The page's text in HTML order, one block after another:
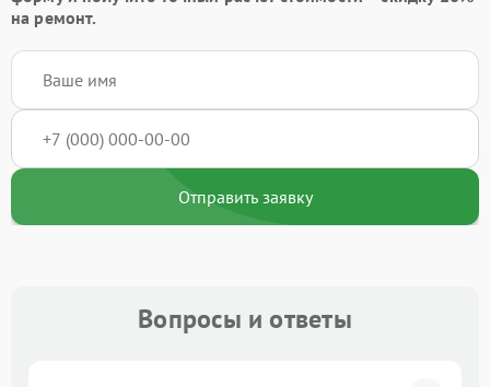
на ремонт.
Отправить заявку
Вопросы и ответы